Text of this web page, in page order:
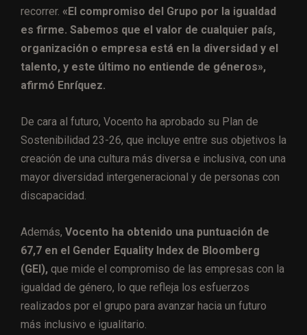
recorrer. «El compromiso del Grupo por la igualdad
es firme. Sabemos que el valor de cualquier país,
organización o empresa está en la diversidad y el
talento, y este último no entiende de géneros»,
afirmó Enríquez.
De cara al futuro, Vocento ha aprobado su Plan de
Sostenibilidad 23-26, que incluye entre sus objetivos la
creación de una cultura más diversa e inclusiva, con una
mayor diversidad intergeneracional y de personas con
discapacidad.
Además, Vocento ha obtenido una puntuación de
67,7 en el Gender Equality Index de Bloomberg
(GEI), que mide el compromiso de las empresas con la
igualdad de género, lo que refleja los esfuerzos
realizados por el grupo para avanzar hacia un futuro
más inclusivo e igualitario.